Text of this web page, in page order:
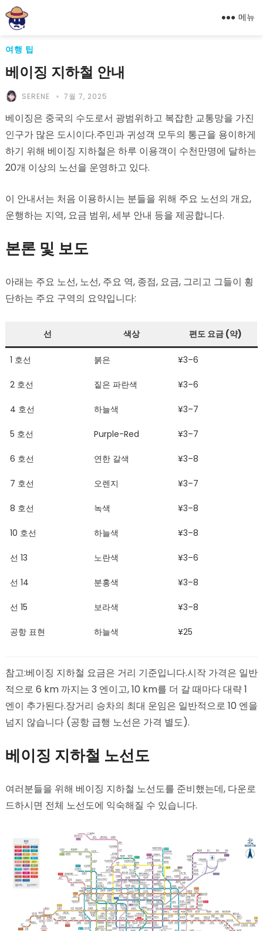
메뉴
여행 팁
베이징 지하철 안내
SERENE 7월 7, 2025
베이징은 중국의 수도로서 광범위하고 복잡한 교통망을 가진
인구가 많은 도시이다.주민과 귀성객 모두의 통근을 용이하게
하기 위해 베이징 지하철은 하루 이용객이 수천만명에 달하는
20개 이상의 노선을 운영하고 있다.
이 안내서는 처음 이용하시는 분들을 위해 주요 노선의 개요,
운행하는 지역, 요금 범위, 세부 안내 등을 제공합니다.
본론 및 보도
아래는 주요 노선, 노선, 주요 역, 종점, 요금, 그리고 그들이 횡
단하는 주요 구역의 요약입니다:
선 색상 편도 요금 (약)
1 호선 붉은 ¥3–6
2 호선 짙은 파란색 ¥3–6
4 호선 하늘색 ¥3–7
5 호선 Purple-Red ¥3–7
6 호선 연한 갈색 ¥3–8
7 호선 오렌지 ¥3–7
8 호선 녹색 ¥3–8
10 호선 하늘색 ¥3–8
선 13 노란색 ¥3–6
선 14 분홍색 ¥3–8
선 15 보라색 ¥3–8
공항 표현 하늘색 ¥25
참고:베이징 지하철 요금은 거리 기준입니다.시작 가격은 일반
적으로 6 km 까지는 3 엔이고, 10 km를 더 갈 때마다 대략 1
엔이 추가된다.장거리 승차의 최대 운임은 일반적으로 10 엔을
넘지 않습니다 (공항 급행 노선은 가격 별도).
베이징 지하철 노선도
여러분들을 위해 베이징 지하철 노선도를 준비했는데, 다운로
드하시면 전체 노선도에 익숙해질 수 있습니다.